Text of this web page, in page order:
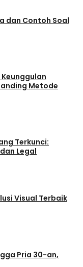
dan Contoh Soal
Keunggulan
Metode
Terkunci:
Legal
Visual Terbaik
Pria 30-an,